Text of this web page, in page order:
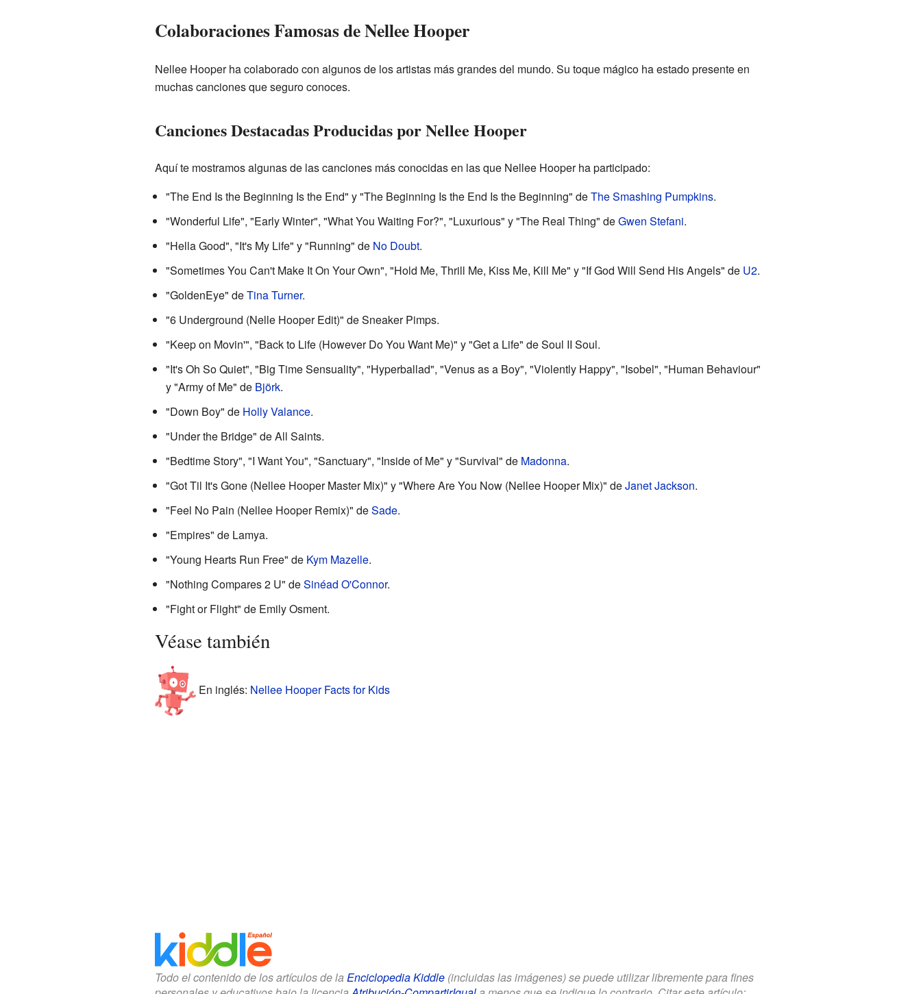
Colaboraciones Famosas de Nellee Hooper
Nellee Hooper ha colaborado con algunos de los artistas más grandes del mundo. Su toque mágico ha estado presente en
muchas canciones que seguro conoces.
Canciones Destacadas Producidas por Nellee Hooper
Aquí te mostramos algunas de las canciones más conocidas en las que Nellee Hooper ha participado:
"The End Is the Beginning Is the End" y "The Beginning Is the End Is the Beginning" deThe Smashing Pumpkins.
"Wonderful Life", "Early Winter", "What You Waiting For?", "Luxurious" y "The Real Thing" deGwen Stefani.
"Hella Good", "It's My Life" y "Running" de No Doubt.
"Sometimes You Can't Make It On Your Own", "Hold Me, Thrill Me, Kiss Me, Kill Me" y "If God Will Send His Angels" de U2.
"GoldenEye" deTina Turner.
"6 Underground (Nelle Hooper Edit)" de Sneaker Pimps.
"Keep on Movin'", "Back to Life (However Do You Want Me)" y "Get a Life" de Soul II Soul.
"It's Oh So Quiet", "Big Time Sensuality", "Hyperballad", "Venus as a Boy", "Violently Happy", "Isobel", "Human Behaviour"
y "Army of Me" de Björk.
"Down Boy" de Holly Valance.
"Under the Bridge" de All Saints.
"Bedtime Story", "I Want You", "Sanctuary", "Inside of Me" y "Survival" de Madonna.
"Got Til It's Gone (Nellee Hooper Master Mix)" y "Where Are You Now (Nellee Hooper Mix)" deJanet Jackson.
"Feel No Pain (Nellee Hooper Remix)" deSade.
"Empires" de Lamya.
"Young Hearts Run Free" de Kym Mazelle.
"Nothing Compares 2 U" deSinéad O'Connor.
"Fight or Flight" de Emily Osment.
Véase también
En inglés: Nellee Hooper Facts for Kids
Todo el contenido de los artículos de la Enciclopedia Kiddle(incluidas las imágenes) se puede utilizar libremente para fines